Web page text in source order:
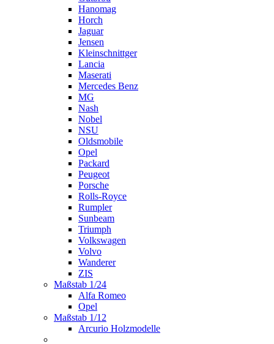
Hanomag
Horch
Jaguar
Jensen
Kleinschnittger
Lancia
Maserati
Mercedes Benz
MG
Nash
Nobel
NSU
Oldsmobile
Opel
Packard
Peugeot
Porsche
Rolls-Royce
Rumpler
Sunbeam
Triumph
Volkswagen
Volvo
Wanderer
ZIS
Maßstab 1/24
Alfa Romeo
Opel
Maßstab 1/12
Arcurio Holzmodelle